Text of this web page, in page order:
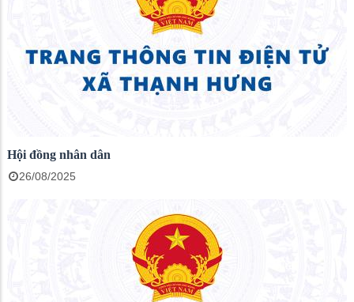
Hội đồng nhân dân
26/08/2025